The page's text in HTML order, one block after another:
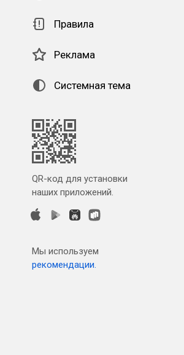
Правила
Реклама
Системная тема
QR-код для установки
наших приложений.
Мы используем
рекомендации.